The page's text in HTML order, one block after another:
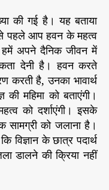
की गई है। यह बताया
से पहले आप हवन के महत्व
अपने दैनिक जीवन में
देनी है। हवन करते
करती है, उनका भावार्थ
महिमा को बताएंगी।
को दर्शाएंगी। इसके
सामग्री को जलाना है।
विज्ञान के छात्र पदार्थ
डालने की क्रिया नहीं